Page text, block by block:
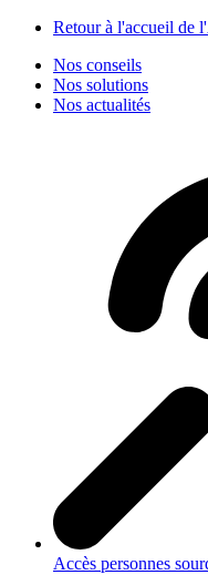
Retour à l'accueil de
Nos conseils
Nos solutions
Nos actualités
Accès personnes